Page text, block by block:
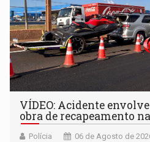
VÍDEO: Acidente
obra de recapeamento
Polícia 06 de Agosto de